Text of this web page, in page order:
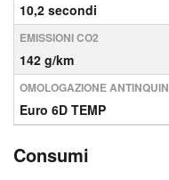
10,2 secondi
EMISSIONI CO2
142 g/km
OMOLOGAZIONE
Euro 6D TEMP
Consumi